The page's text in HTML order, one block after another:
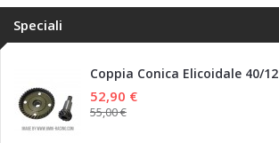
Speciali
Coppia Conica Elicoidale 40/12
52,90 €
55,00 €